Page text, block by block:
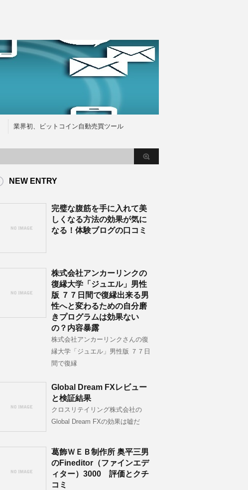
業界初、ビットコイン自動売買ツール
NEW ENTRY
完璧な腹筋を手に入れて美
しくなる方法の効果が気に
なる！体験ブログの口コミ
株式会社アンカーリンクの
復縁大学「ジュエル」男性
版 ７７日間で復縁出来る男
性へと変わるための自分磨
きプログラムは効果ない
の？内容暴露
株式会社アンカーリンクさんの復
縁大学「ジュエル」男性版 ７７日
間で復縁
Global Dream FXレビュー
と検証結果
クロスリテイリング株式会社の
Global Dream FXの効果は嘘だ
葛飾ＷＥＢ制作所 奥平三男
のFineditor（ファインエデ
ィター）3000 評価とクチ
コミ